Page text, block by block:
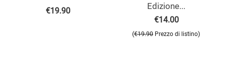
€19.90
Edizione...
€14.00
(€19.90 Prezzo di listino)